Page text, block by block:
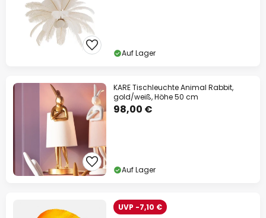
Auf Lager
KARE Tischleuchte Animal Rabbit,
gold/weiß, Höhe 50 cm
98,00 €
Auf Lager
UVP -7,10 €